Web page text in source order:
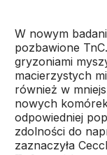
W nowym
pozbawione
gryzoniami
macierzystych
również w
nowych
odpowiedniej
zdolności do
zaznaczyła